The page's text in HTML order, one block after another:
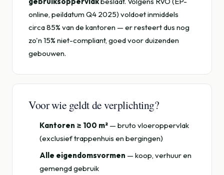
online, peildatum Q4 2025) voldoet inmiddels
circa 85% van de kantoren — er resteert dus nog
zo'n 15% niet-compliant, goed voor duizenden
gebouwen.
Voor wie geldt de verplichting?
Kantoren ≥ 100 m² — bruto vloeroppervlak
(exclusief trappenhuis en bergingen)
Alle eigendomsvormen — koop, verhuur en
gemengd gebruik